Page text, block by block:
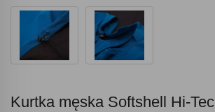
Kurtka męska Softshell Hi-